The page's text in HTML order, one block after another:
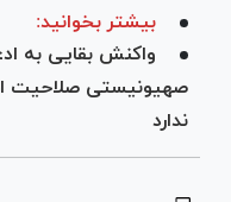
بیشتر بخوانید:
واکنش بقایی به
صهیونیستی صلاحیت
ندارد